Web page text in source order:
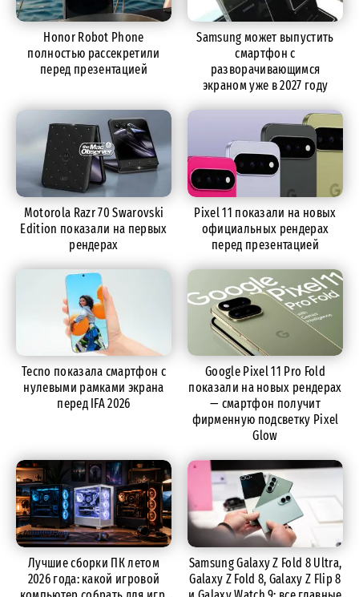
Honor Robot Phone
полностью рассекретили
перед презентацией
Samsung может выпустить
смартфон с
разворачивающимся
экраном уже в 2027 году
Motorola Razr 70 Swarovski
Edition показали на первых
рендерах
Pixel 11 показали на новых
официальных рендерах
перед презентацией
Tecno показала смартфон с
нулевыми рамками экрана
перед IFA 2026
Google Pixel 11 Pro Fold
показали на новых рендерах
— смартфон получит
фирменную подсветку Pixel
Glow
Лучшие сборки ПК летом
2026 года: какой игровой
Samsung Galaxy Z Fold 8 Ultra,
Galaxy Z Fold 8, Galaxy Z Flip 8